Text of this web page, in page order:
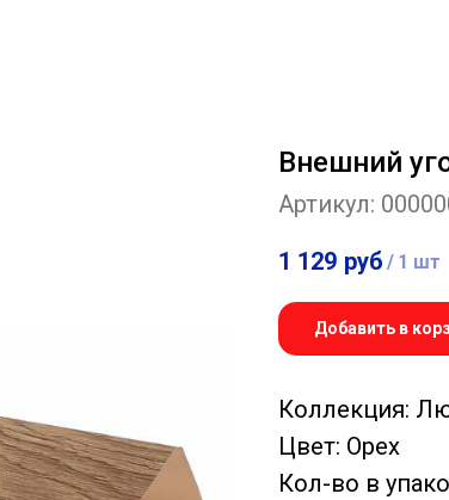
Внешний
Артикул:
1 129 руб / 1 шт
Добавить в
Коллекция:
Цвет: Орех
Кол-во в